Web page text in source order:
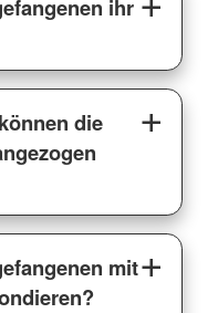
ihr
die
mit